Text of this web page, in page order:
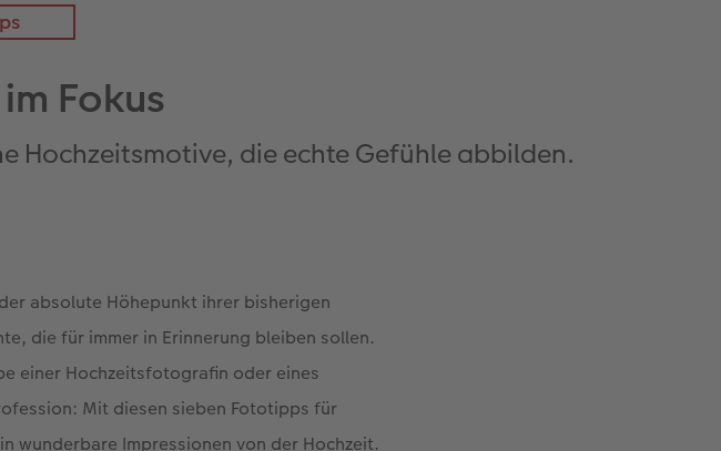
Fokus
Hochzeitsmotive, die echte Gefühle abbilden.
absolute Höhepunkt ihrer bisherigen
die für immer in Erinnerung bleiben sollen.
einer Hochzeitsfotografin oder eines
Mit diesen sieben Fototipps für
wunderbare Impressionen von der Hochzeit.